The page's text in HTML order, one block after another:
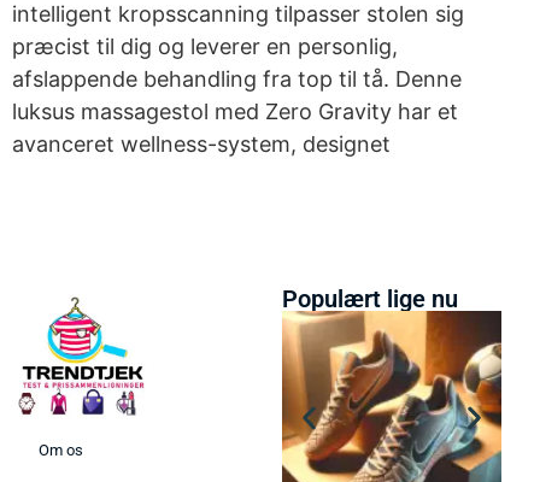
intelligent kropsscanning tilpasser stolen sig
præcist til dig og leverer en personlig,
afslappende behandling fra top til tå. Denne
luksus massagestol med Zero Gravity har et
avanceret wellness-system, designet
Om os
Populært lige nu